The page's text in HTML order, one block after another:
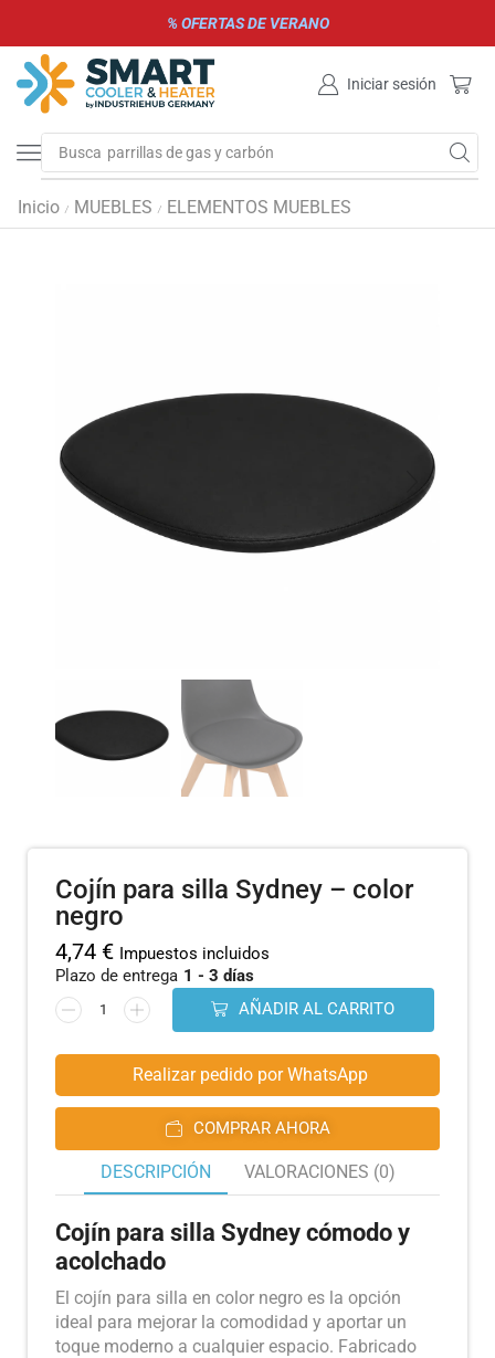
% OFERTAS DE VERANO
Iniciar sesión
Busca parrillas de gas y carbón
Inicio / MUEBLES / ELEMENTOS MUEBLES
Cojín para silla Sydney – color
negro
4,74 € Impuestos incluidos
Plazo de entrega 1 - 3 días
AÑADIR AL CARRITO
Realizar pedido por WhatsApp
COMPRAR AHORA
DESCRIPCIÓN VALORACIONES (0)
Cojín para silla Sydney cómodo y
acolchado
El cojín para silla en color negro es la opción
ideal para mejorar la comodidad y aportar un
toque moderno a cualquier espacio. Fabricado